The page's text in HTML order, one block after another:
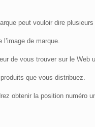
peut vouloir dire
l’image de marque.
de vous trouver sur le Web
que vous distribuez.
obtenir la position numéro